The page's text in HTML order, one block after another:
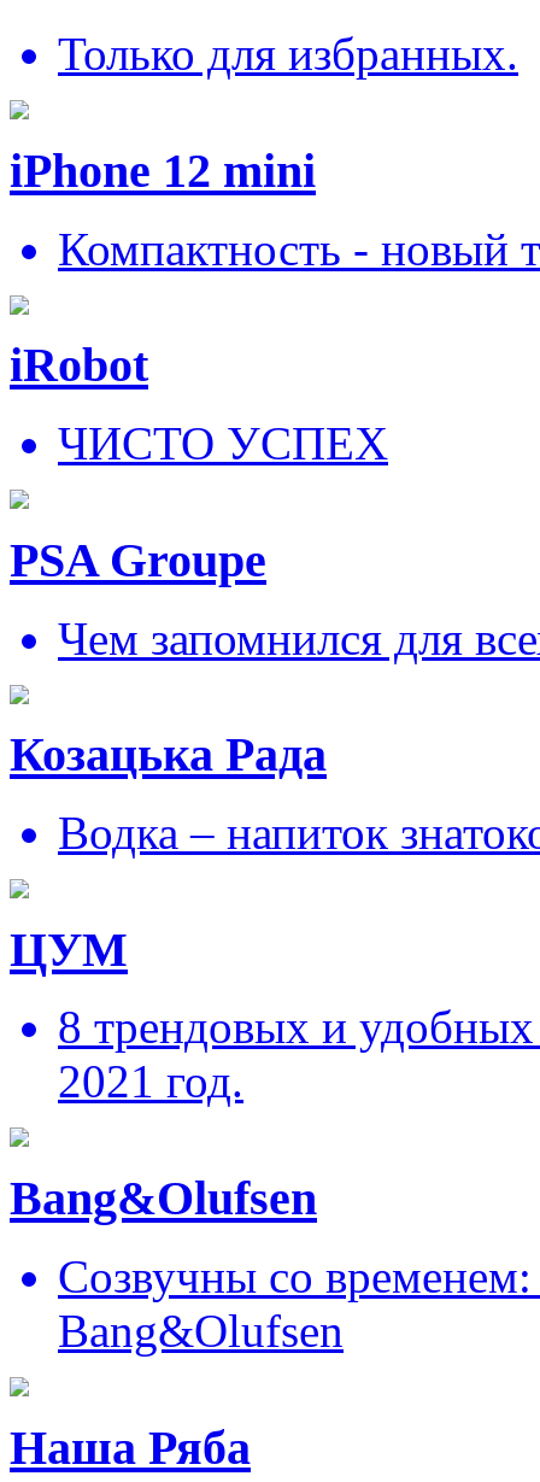
Только для избранных.
iPhone 12 mini
Компактность - новый
iRobot
ЧИСТО УСПЕХ
PSA Groupe
Чем запомнился для
Козацька Рада
Водка – напиток
ЦУМ
8 трендовых и удобных
2021 год.
Bang&Olufsen
Созвучны со временем:
Bang&Olufsen
Наша Ряба